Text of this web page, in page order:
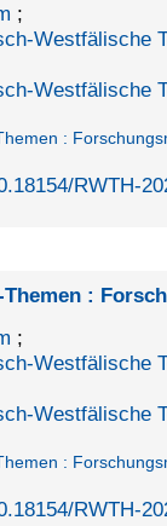
;
Westfälische
Westfälische
:
RWTH-
Themen :
;
Westfälische
Westfälische
:
RWTH-